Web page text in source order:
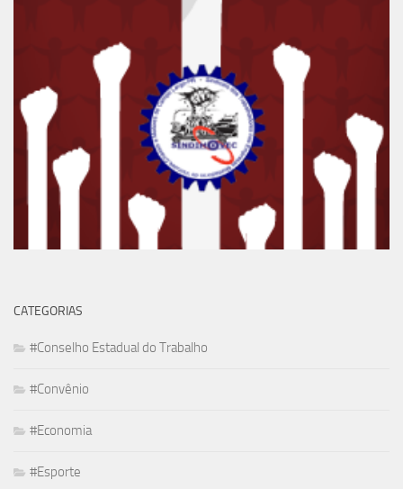
CATEGORIAS
#Conselho Estadual do Trabalho
#Convênio
#Economia
#Esporte